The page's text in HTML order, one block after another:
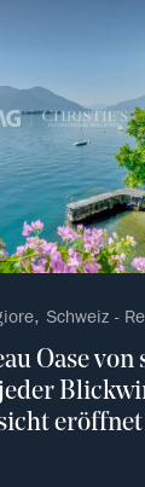
Schweiz -
Oase
eröffnet